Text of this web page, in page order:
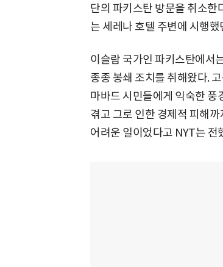
단의 파키스탄 방문을 취소한
는 세레나 호텔 주변에 시행
이슬람 국가인 파키스탄에서
종종 봉쇄 조치를 취해왔다.
마바드 시민들에게 익숙한 풍
겪고 그로 인한 경제적 피해
어려운 일이었다고 NYT는 전